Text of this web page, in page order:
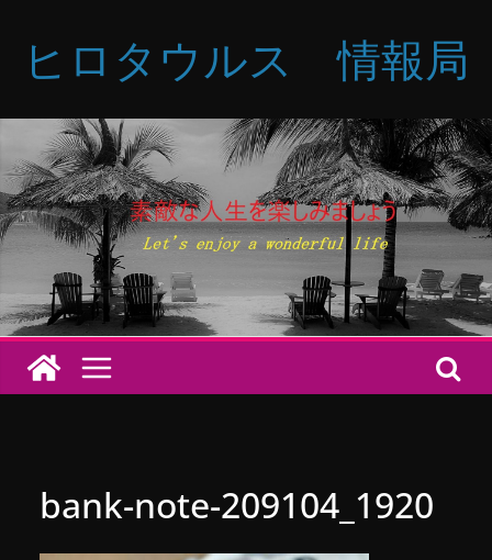
へ
ス
キ
プ
ヒロタウルス 情報局
bank-note-209104_1920